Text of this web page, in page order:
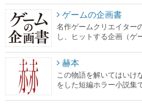
ゲームの企画書
名作ゲームクリエイター
し、ヒットする企画（ゲ
赫本
この物語を解いてはいけ
をした短編ホラー小説集で